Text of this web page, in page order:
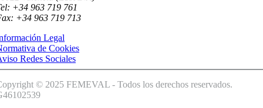
+34 963 719 761
+34 963 719 713
Legal
de Cookies
Redes Sociales
© 2025 FEMEVAL - Todos los derechos reservados.